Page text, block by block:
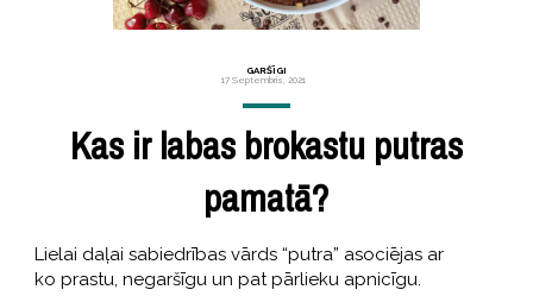
GARŠĪGI
17 Septembris, 2021
Kas ir labas brokastu putras
pamatā?
Lielai daļai sabiedrības vārds “putra” asociējas ar
ko prastu, negaršīgu un pat pārlieku apnicīgu.